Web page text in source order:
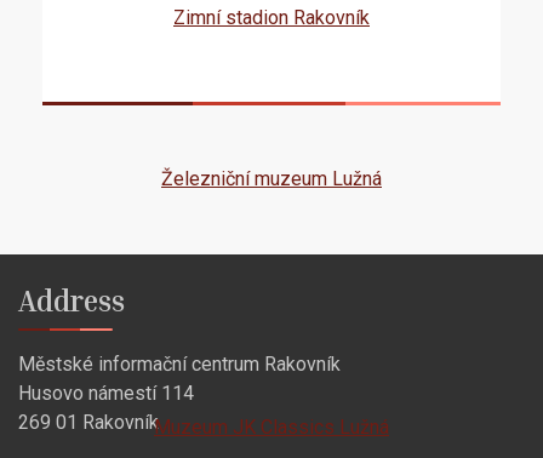
Zimní stadion Rakovník
Železniční muzeum Lužná
Muzeum JK Classics Lužná
Address
Městské informační centrum Rakovník
Husovo námestí 114
269 01 Rakovník